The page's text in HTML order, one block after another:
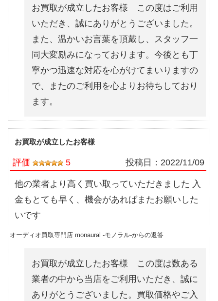
お買取が成立したお客様 この度はご利用
いただき、誠にありがとうございました。
また、温かいお言葉を頂戴し、スタッフ一
同大変励みになっております。今後とも丁
寧かつ迅速な対応を心がけてまいりますの
で、またのご利用を心よりお待ちしており
ます。
お買取が成立したお客様
評価 5 投稿日： 2022/11/09
他の業者より高く買い取っていただきました 入
金もとても早く、機会があればまたお願いした
いです
オーディオ買取専門店 monaural -モノラル-からの返答
お買取が成立したお客様 この度は数ある
業者の中から当店をご利用いただき、誠に
ありがとうございました。買取価格やご入